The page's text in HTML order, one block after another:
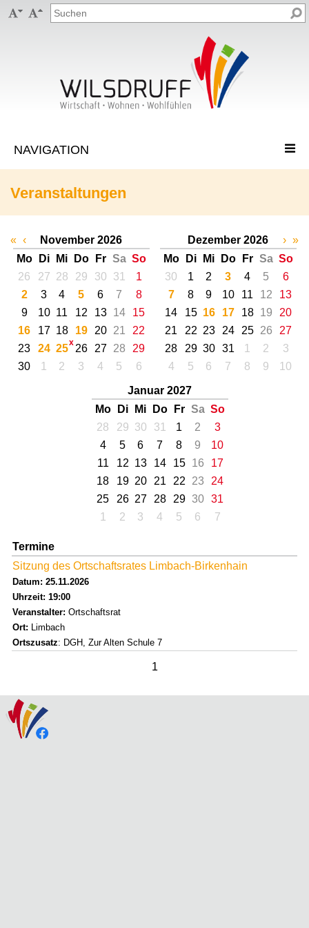
 
Veranstaltungen
« ‹
November 2026
Mo
Di Mi Do Fr Sa So
26
27 28 29 30 31
1
2
3 4 5 6 7
8
9
10 11 12 13 14
15
16
17 18 19 20 21
22
23
24 25 26 27 28
29
30
1 2 3 4 5 6
Dezember 2026
Mo
Di Mi Do Fr Sa So
30
1 2 3 4 5
6
7
8 9 10 11 12
13
14
15 16 17 18 19
20
21
22 23 24 25 26
27
28
29 30 31 1 2
3
4
5 6 7 8 9 10
Januar 2027
Mo
Di Mi Do Fr Sa So
28
29 30 31 1 2
3
4
5 6 7 8 9
10
11
12 13 14 15 16
17
18
19 20 21 22 23
24
25
26 27 28 29 30
31
1
2 3 4 5 6 7
› »
Termine
Sitzung des Ortschaftsrates Limbach-Birkenhain
Datum: 25.11.2026
Uhrzeit: 19:00
Veranstalter: Ortschaftsrat
Ort: Limbach
Ortszusatz: DGH, Zur Alten Schule 7
1